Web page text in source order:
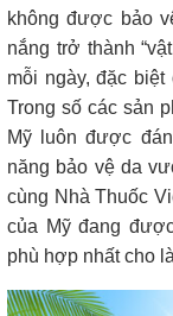
không được bảo
nắng trở thành
mỗi ngày, đặc
Trong số các sản
Mỹ luôn được
năng bảo vệ da
cùng Nhà Thuốc
của Mỹ đang
phù hợp nhất cho